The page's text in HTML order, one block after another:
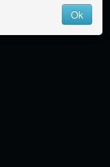
Ok